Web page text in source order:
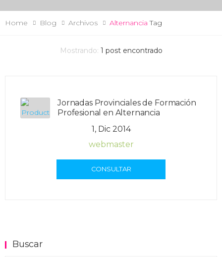
Home Blog Archivos Alternancia Tag
Mostrando: 1 post encontrado
Jornadas Provinciales de Formación
Profesional en Alternancia
1, Dic 2014
webmaster
CONSULTAR
Buscar